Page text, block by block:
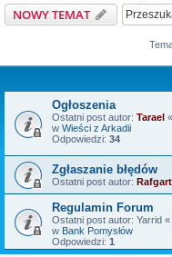
NOWY TEMAT
Ogłoszenia
Ostatni post autor: Tarael «
w Wieści z Arkadii
Odpowiedzi: 34
Zgłaszanie błędów
Ostatni post autor: Rafgart
Regulamin Forum
Ostatni post autor: Yarrid «
w Bank Pomysłów
Odpowiedzi: 1